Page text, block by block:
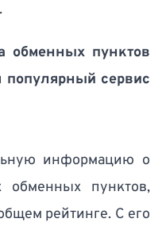
обменных пунктов
популярный сервис
информацию о
обменных пунктов,
рейтинге. С его